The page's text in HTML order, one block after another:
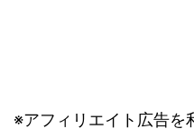
※アフィリエイト広告を